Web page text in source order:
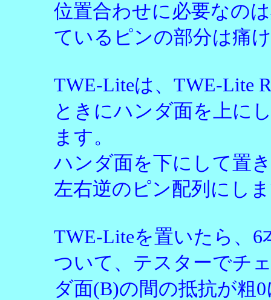
位置合わせに必要なの
ているピンの部分は痛
TWE-Liteは、TWE-Lite
ときにハンダ面を上に
ます。
ハンダ面を下にして置
左右逆のピン配列にし
TWE-Liteを置いたら、
ついて、テスターでチ
ダ面(B)の間の抵抗が粗